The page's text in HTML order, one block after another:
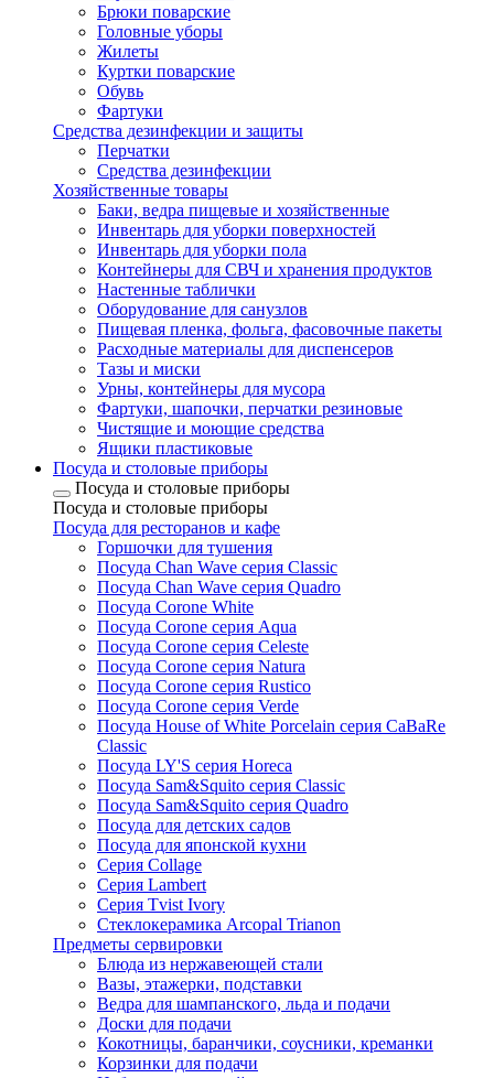
Брюки поварские
Головные уборы
Жилеты
Куртки поварские
Обувь
Фартуки
Средства дезинфекции и защиты
Перчатки
Средства дезинфекции
Хозяйственные товары
Баки, ведра пищевые и хозяйственные
Инвентарь для уборки поверхностей
Инвентарь для уборки пола
Контейнеры для СВЧ и хранения продуктов
Настенные таблички
Оборудование для санузлов
Пищевая пленка, фольга, фасовочные пакеты
Расходные материалы для диспенсеров
Тазы и миски
Урны, контейнеры для мусора
Фартуки, шапочки, перчатки резиновые
Чистящие и моющие средства
Ящики пластиковые
Посуда и столовые приборы
Посуда и столовые приборы
Посуда и столовые приборы
Посуда для ресторанов и кафе
Горшочки для тушения
Посуда Chan Wave серия Classic
Посуда Chan Wave серия Quadro
Посуда Corone White
Посуда Corone серия Aqua
Посуда Corone серия Celeste
Посуда Corone серия Natura
Посуда Corone серия Rustico
Посуда Corone серия Verde
Посуда House of White Porcelain серия CaBaRe
Classic
Посуда LY'S серия Horeca
Посуда Sam&Squito серия Classic
Посуда Sam&Squito серия Quadro
Посуда для детских садов
Посуда для японской кухни
Серия Collage
Серия Lambert
Серия Tvist Ivory
Стеклокерамика Arcopal Trianon
Предметы сервировки
Блюда из нержавеющей стали
Вазы, этажерки, подставки
Ведра для шампанского, льда и подачи
Доски для подачи
Кокотницы, баранчики, соусники, креманки
Корзинки для подачи